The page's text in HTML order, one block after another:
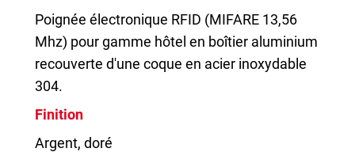
Poignée électronique RFID (MIFARE 13,56
Mhz) pour gamme hôtel en boîtier aluminium
recouverte d'une coque en acier inoxydable
304.
Finition
Argent, doré